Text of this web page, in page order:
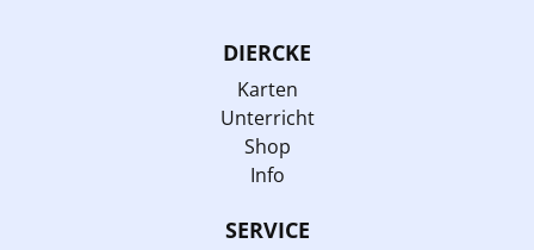
DIERCKE
Karten
Unterricht
Shop
Info
SERVICE